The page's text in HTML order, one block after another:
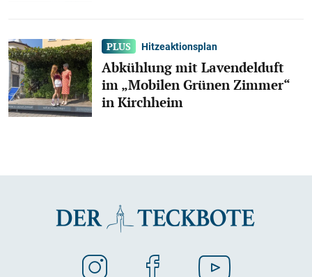
Hitzeaktionsplan
Abkühlung mit Lavendelduft
im „Mobilen Grünen Zimmer“
in Kirchheim